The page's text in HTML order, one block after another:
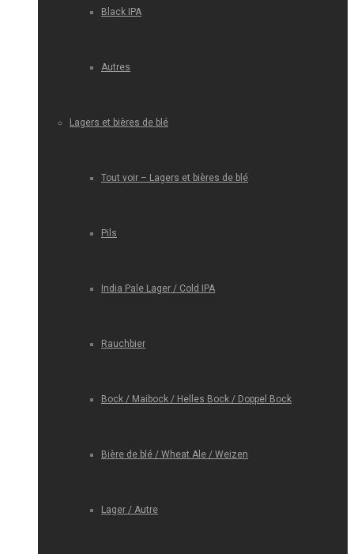
Black IPA
Autres
Lagers et bières de blé
Tout voir – Lagers et bières de blé
Pils
India Pale Lager / Cold IPA
Rauchbier
Bock / Maibock / Helles Bock / Doppel Bock
Bière de blé / Wheat Ale / Weizen
Lager / Autre